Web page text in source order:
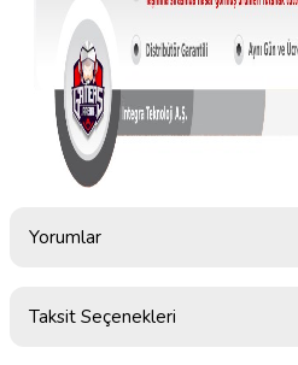
Yorumlar
Taksit Seçenekleri